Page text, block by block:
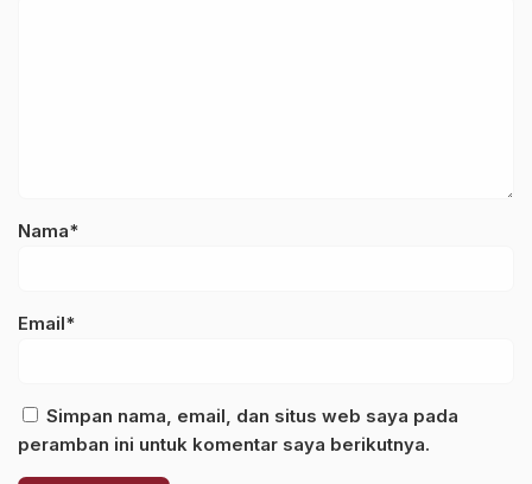
Nama*
Email*
Simpan nama, email, dan situs web saya pada
peramban ini untuk komentar saya berikutnya.